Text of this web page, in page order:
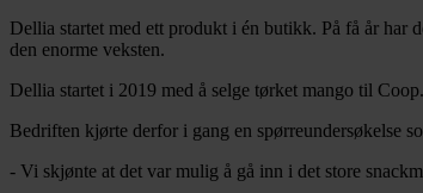
Dellia startet med ett produkt i én butikk. På få år
den enorme veksten.
Dellia startet i 2019 med å selge tørket mango til
Bedriften kjørte derfor i gang en spørreundersøkelse
- Vi skjønte at det var mulig å gå inn i det store